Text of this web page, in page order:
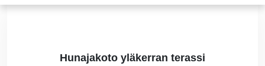
Hunajakoto yläkerran terassi